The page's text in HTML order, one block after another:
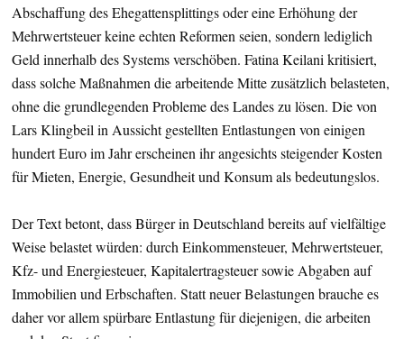
Abschaffung des Ehegattensplittings oder eine Erhöhung der
Mehrwertsteuer keine echten Reformen seien, sondern lediglich
Geld innerhalb des Systems verschöben. Fatina Keilani kritisiert,
dass solche Maßnahmen die arbeitende Mitte zusätzlich belasteten,
ohne die grundlegenden Probleme des Landes zu lösen. Die von
Lars Klingbeil in Aussicht gestellten Entlastungen von einigen
hundert Euro im Jahr erscheinen ihr angesichts steigender Kosten
für Mieten, Energie, Gesundheit und Konsum als bedeutungslos.
Der Text betont, dass Bürger in Deutschland bereits auf vielfältige
Weise belastet würden: durch Einkommensteuer, Mehrwertsteuer,
Kfz- und Energiesteuer, Kapitalertragsteuer sowie Abgaben auf
Immobilien und Erbschaften. Statt neuer Belastungen brauche es
daher vor allem spürbare Entlastung für diejenigen, die arbeiten